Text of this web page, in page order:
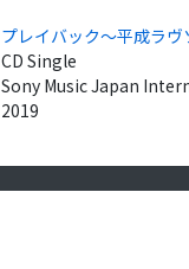
プレイバック～平成ラヴ
CD Single
Sony Music Japan
2019